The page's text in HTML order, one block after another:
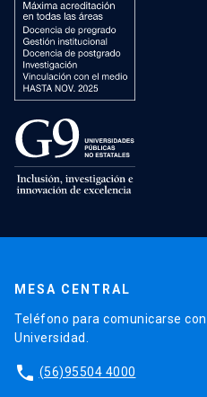
MESA CENTRAL
Teléfono para comunicarse
Universidad.
phone (56)95504 4000